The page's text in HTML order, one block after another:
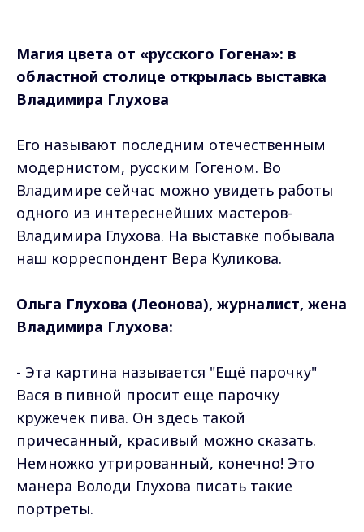
Магия цвета от «русского Гогена»: в
областной столице открылась выставка
Владимира Глухова
Его называют последним отечественным
модернистом, русским Гогеном. Во
Владимире сейчас можно увидеть работы
одного из интереснейших мастеров-
Владимира Глухова. На выставке побывала
наш корреспондент Вера Куликова.
Ольга Глухова (Леонова), журналист, жена
Владимира Глухова:
- Эта картина называется "Ещё парочку"
Вася в пивной просит еще парочку
кружечек пива. Он здесь такой
причесанный, красивый можно сказать.
Немножко утрированный, конечно! Это
манера Володи Глухова писать такие
портреты.